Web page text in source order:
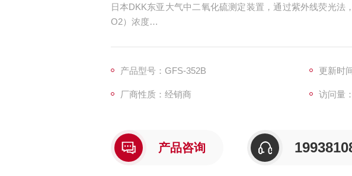
日本DKK东亚大气中二氧化硫测定装置，通过紫外线荧光法
O2）浓度
产品型号：GFS-352B
更新时
厂商性质：经销商 访问量
产品咨询